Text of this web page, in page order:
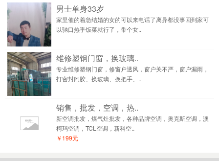
男士单身33岁
家里催的着急结婚的女的可以来电话了离异都没事回到家可
以驰口热乎饭菜就行了，带个女..
维修塑钢门窗，换玻璃..
专业维修塑钢门窗，修窗户透风，窗户关不严，窗户漏雨，
打密封闭胶、换玻璃、换把手、..
销售，批发，空调，热..
新空调批发，煤气灶批发，各种品牌空调，奥克斯空调，澳
柯玛空调，TCL空调，新科空..
￥199元